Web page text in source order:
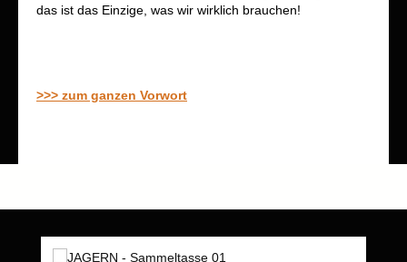
das ist das Einzige, was wir wirklich brauchen!
>>> zum ganzen Vorwort